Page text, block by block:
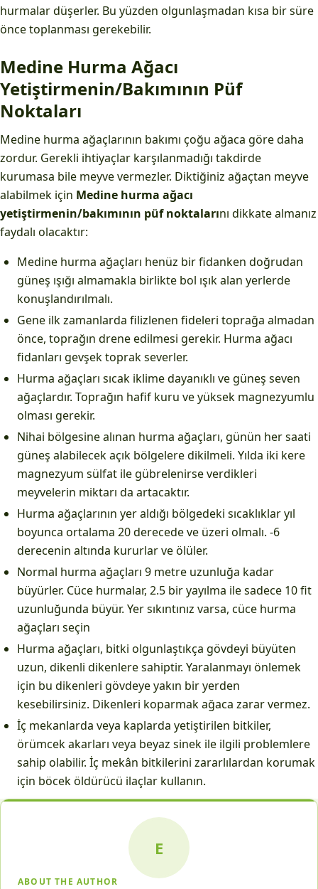
hurmalar düşerler. Bu yüzden olgunlaşmadan kısa bir süre
önce toplanması gerekebilir.
Medine Hurma Ağacı
Yetiştirmenin/Bakımının Püf
Noktaları
Medine hurma ağaçlarının bakımı çoğu ağaca göre daha
zordur. Gerekli ihtiyaçlar karşılanmadığı takdirde
kurumasa bile meyve vermezler. Diktiğiniz ağaçtan meyve
alabilmek için Medine hurma ağacı
yetiştirmenin/bakımının püf noktalarını dikkate almanız
faydalı olacaktır:
Medine hurma ağaçları henüz bir fidanken doğrudan
güneş ışığı almamakla birlikte bol ışık alan yerlerde
konuşlandırılmalı.
Gene ilk zamanlarda filizlenen fideleri toprağa almadan
önce, toprağın drene edilmesi gerekir. Hurma ağacı
fidanları gevşek toprak severler.
Hurma ağaçları sıcak iklime dayanıklı ve güneş seven
ağaçlardır. Toprağın hafif kuru ve yüksek magnezyumlu
olması gerekir.
Nihai bölgesine alınan hurma ağaçları, günün her saati
güneş alabilecek açık bölgelere dikilmeli. Yılda iki kere
magnezyum sülfat ile gübrelenirse verdikleri
meyvelerin miktarı da artacaktır.
Hurma ağaçlarının yer aldığı bölgedeki sıcaklıklar yıl
boyunca ortalama 20 derecede ve üzeri olmalı. -6
derecenin altında kururlar ve ölüler.
Normal hurma ağaçları 9 metre uzunluğa kadar
büyürler. Cüce hurmalar, 2.5 bir yayılma ile sadece 10 fit
uzunluğunda büyür. Yer sıkıntınız varsa, cüce hurma
ağaçları seçin
Hurma ağaçları, bitki olgunlaştıkça gövdeyi büyüten
uzun, dikenli dikenlere sahiptir. Yaralanmayı önlemek
için bu dikenleri gövdeye yakın bir yerden
kesebilirsiniz. Dikenleri koparmak ağaca zarar vermez.
İç mekanlarda veya kaplarda yetiştirilen bitkiler,
örümcek akarları veya beyaz sinek ile ilgili problemlere
sahip olabilir. İç mekân bitkilerini zararlılardan korumak
için böcek öldürücü ilaçlar kullanın.
E
ABOUT THE AUTHOR